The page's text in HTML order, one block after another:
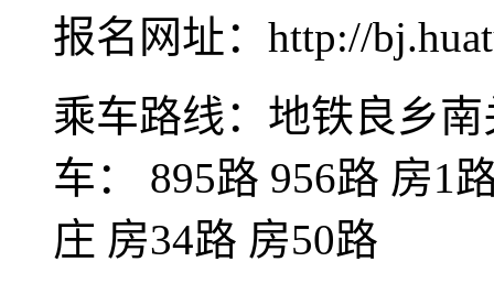
报名网址：http://
乘车路线：地铁良乡
车： 895路 956路 房1
庄 房34路 房50路